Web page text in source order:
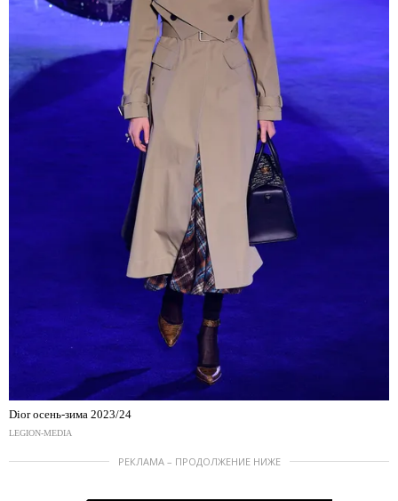
Dior осень-зима 2023/24
LEGION-MEDIA
РЕКЛАМА – ПРОДОЛЖЕНИЕ НИЖЕ